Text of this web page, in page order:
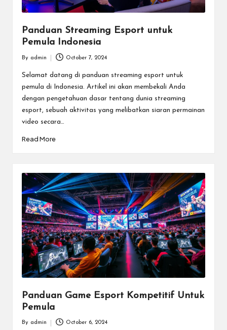
Panduan Streaming Esport untuk
Pemula Indonesia
Posted
by
By admin October 7, 2024
Selamat datang di panduan streaming esport untuk
pemula di Indonesia. Artikel ini akan membekali Anda
dengan pengetahuan dasar tentang dunia streaming
esport, sebuah aktivitas yang melibatkan siaran permainan
video secara…
Read More
Panduan Game Esport Kompetitif Untuk
Pemula
By admin October 6, 2024